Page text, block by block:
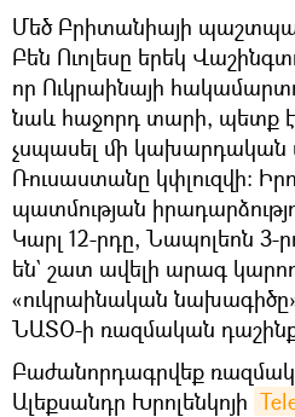
Մեծ Բրիտանիայի
Բեն Ուոլեսը երեկ
որ Ուկրաինայի
նաև հաջորդ տարի, պետք է
չսպասել մի կախարդական
Ռուսաստանը կփլուզվի:
պատմության
Կարլ 12-րդը, Նապոլեոն 3-
են` շատ ավելի արագ
«ուկրաինական
ՆԱՏՕ-ի ռազմական
Բաժանորդագրվեք
Ալեքսանդր Խրոլենկոյի